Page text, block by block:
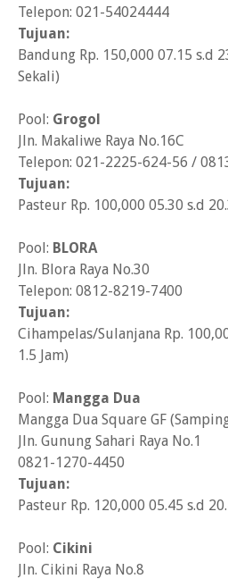
Telepon: 021-54024444
Tujuan:
Bandung Rp. 150,000 07.15 s.d
Sekali)
Pool: Grogol
Jln. Makaliwe Raya No.16C
Telepon: 021-2225-624-56 /
Tujuan:
Pasteur Rp. 100,000 05.30 s.d
Pool: BLORA
Jln. Blora Raya No.30
Telepon: 0812-8219-7400
Tujuan:
Cihampelas/Sulanjana Rp.
1.5 Jam)
Pool: Mangga Dua
Mangga Dua Square GF
Jln. Gunung Sahari Raya No.1
0821-1270-4450
Tujuan:
Pasteur Rp. 120,000 05.45 s.d
Pool: Cikini
Jln. Cikini Raya No.8